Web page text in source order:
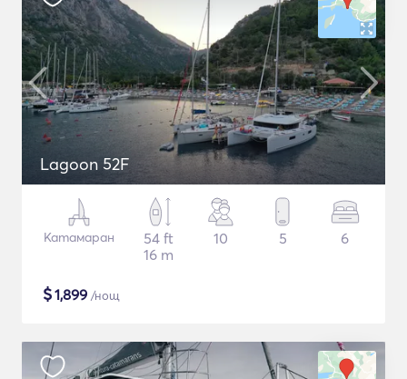
Lagoon 52F
Катамаран
54 ft
16 m
10 5 6
$1,899 /нощ